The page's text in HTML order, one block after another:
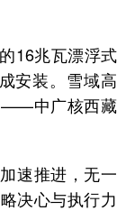
16兆瓦漂浮式
安装。雪域高
——中广核西藏
速推进，无一
决心与执行力